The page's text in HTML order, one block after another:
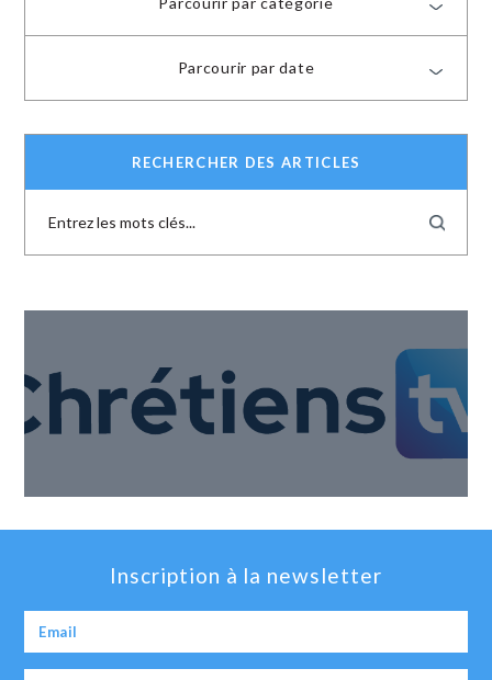
Parcourir par date
RECHERCHER DES ARTICLES
Inscription à la newsletter